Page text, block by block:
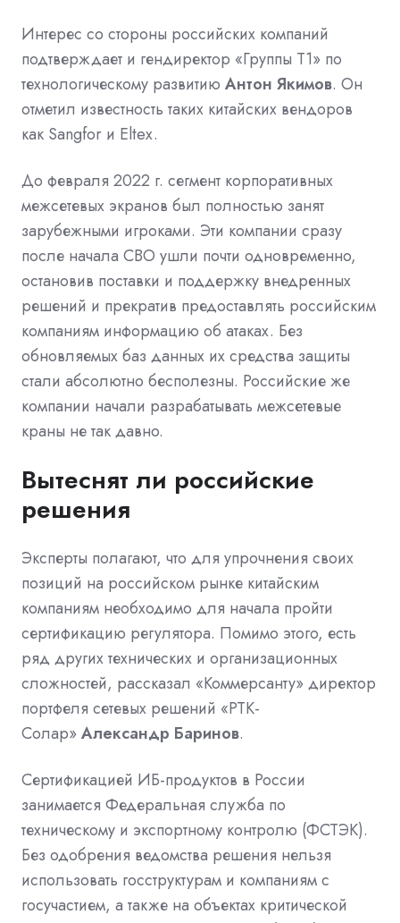
Интерес со стороны российских компаний
подтверждает и гендиректор «Группы Т1» по
технологическому развитию Антон Якимов. Он
отметил известность таких китайских вендоров
как Sangfor и Eltex.
До февраля 2022 г. сегмент корпоративных
межсетевых экранов был полностью занят
зарубежными игроками. Эти компании сразу
после начала СВО ушли почти одновременно,
остановив поставки и поддержку внедренных
решений и прекратив предоставлять российским
компаниям информацию об атаках. Без
обновляемых баз данных их средства защиты
стали абсолютно бесполезны. Российские же
компании начали разрабатывать межсетевые
краны не так давно.
Вытеснят ли российские
решения
Эксперты полагают, что для упрочнения своих
позиций на российском рынке китайским
компаниям необходимо для начала пройти
сертификацию регулятора. Помимо этого, есть
ряд других технических и организационных
сложностей, рассказал «Коммерсанту» директор
портфеля сетевых решений «РТК-
Солар»Александр Баринов.
Сертификацией ИБ-продуктов в России
занимается Федеральная служба по
техническому и экспортному контролю (ФСТЭК).
Без одобрения ведомства решения нельзя
использовать госструктурам и компаниям с
госучастием, а также на объектах критической